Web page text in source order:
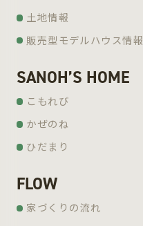
土地情報
販売型モデルハウス情報
SANOH’S HOME
こもれび
かぜのね
ひだまり
FLOW
家づくりの流れ